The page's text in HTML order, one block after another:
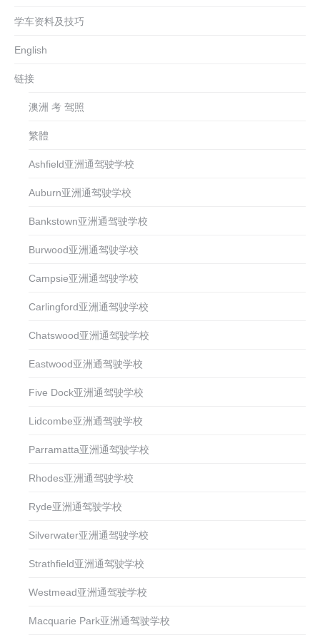
学车资料及技巧
English
链接
澳洲 考 驾照
繁體
Ashfield亚洲通驾驶学校
Auburn亚洲通驾驶学校
Bankstown亚洲通驾驶学校
Burwood亚洲通驾驶学校
Campsie亚洲通驾驶学校
Carlingford亚洲通驾驶学校
Chatswood亚洲通驾驶学校
Eastwood亚洲通驾驶学校
Five Dock亚洲通驾驶学校
Lidcombe亚洲通驾驶学校
Parramatta亚洲通驾驶学校
Rhodes亚洲通驾驶学校
Ryde亚洲通驾驶学校
Silverwater亚洲通驾驶学校
Strathfield亚洲通驾驶学校
Westmead亚洲通驾驶学校
Macquarie Park亚洲通驾驶学校